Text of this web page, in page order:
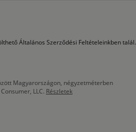
Általános Szerződési Feltételeinkben talál.
Magyarországon, négyzetméterben
LLC. Részletek